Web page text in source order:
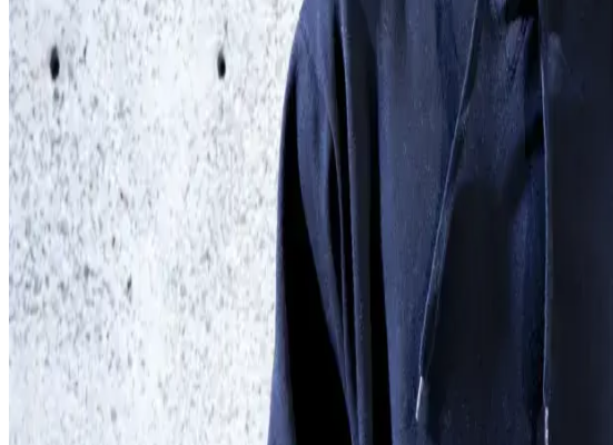
Grâce à des matériaux durables de haute qualité, CWS Workwear
vêtements de travail soient durables. Les nouveaux vêtements
vêtements PRObasics contenant du coton issu du programme Cotton
communication internationale produits chez CWS Workwear.
Les nouveaux PROBasics portent le label Fairtrade, qui garantit l'origine
vêtements de travail. Les producteurs de coton reçoivent un prix
peuvent utiliser cette prime pour des projets communautaires sociaux,
Vers notre collection Basics